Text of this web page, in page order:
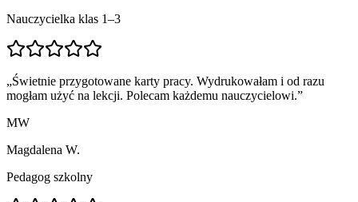
Nauczycielka klas 1–3
„Świetnie przygotowane karty pracy. Wydrukowałam i od razu
mogłam użyć na lekcji. Polecam każdemu nauczycielowi.”
MW
Magdalena W.
Pedagog szkolny